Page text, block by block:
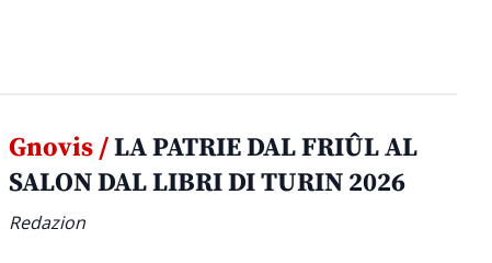
Gnovis /LA PATRIE DAL FRIÛL AL
SALON DAL LIBRI DI TURIN 2026
Redazion